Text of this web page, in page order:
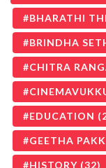
BHARATHI
BRINDHA
CHITRA
EDUCATION
GEETHA
HISTORY (32)